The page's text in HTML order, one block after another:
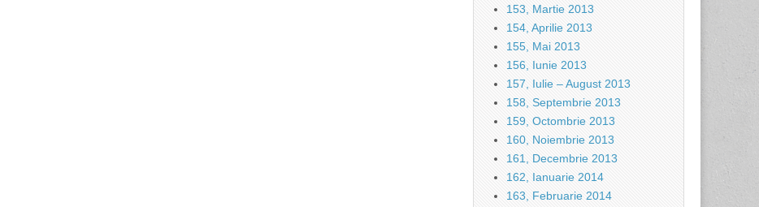
153, Martie 2013
154, Aprilie 2013
155, Mai 2013
156, Iunie 2013
157, Iulie – August 2013
158, Septembrie 2013
159, Octombrie 2013
160, Noiembrie 2013
161, Decembrie 2013
162, Ianuarie 2014
163, Februarie 2014